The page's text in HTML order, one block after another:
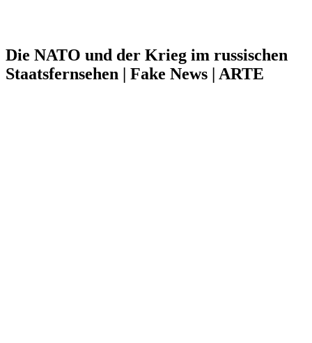
Die NATO und der Krieg im russischen
Staatsfernsehen | Fake News | ARTE